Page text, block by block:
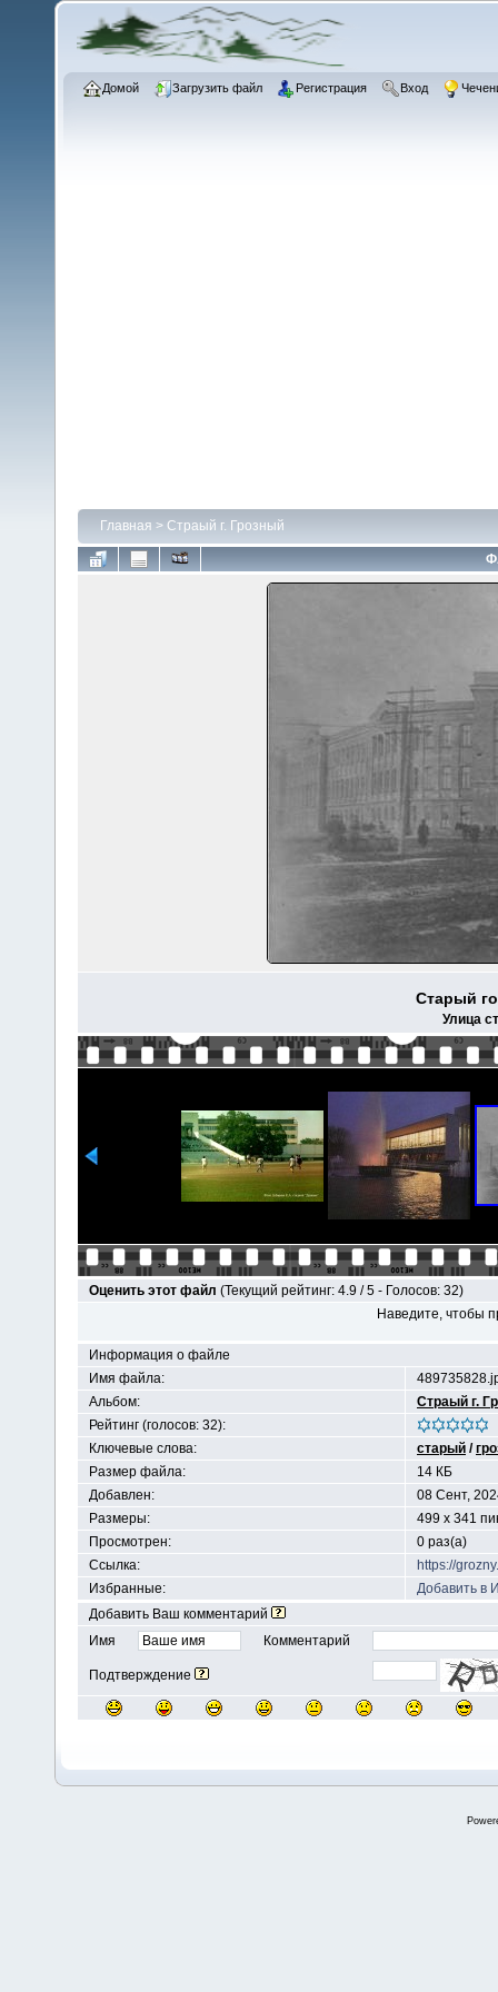
Домой Загрузить файл Регистрация Вход
Главная > Страый г. Грозный
Старый
Улица
Оценить этот файл (Текущий рейтинг: 4.9 / 5 - Голосов: 32)
Наведите, чтобы
Информация о файле
Имя файла:
Альбом:
Страый г.
Рейтинг (голосов: 32):
Ключевые слова:
старый /
Размер файла:
14 КБ
Добавлен:
08 Сент,
Размеры:
499 x 341
Просмотрен:
0 раз(а)
Ссылка:
https://
Избранные:
Добавить в
Добавить Ваш комментарий
Имя
Комментарий
Подтверждение